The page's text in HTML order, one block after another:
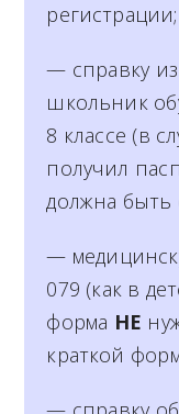
регистрации;
— справку
школьник
8 классе (в
получил
должна быть
—
079 (как в
форма НЕ
краткой